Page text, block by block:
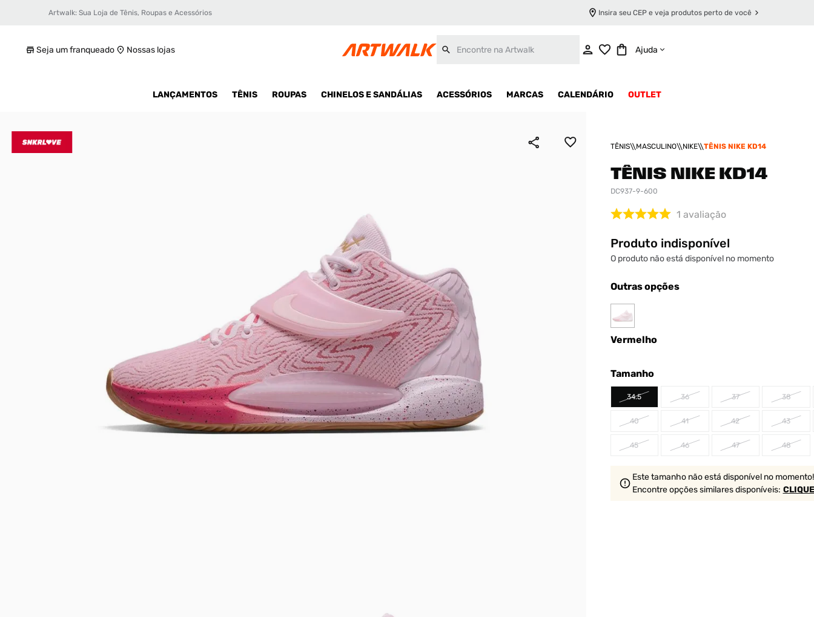
Artwalk: Sua Loja de Tênis, Roupas e Acessórios Insira seu CEP e veja produtos perto de você
Seja um franqueado Nossas lojas Ajuda
LANÇAMENTOS TÊNIS ROUPAS CHINELOS E SANDÁLIAS ACESSÓRIOS MARCAS CALENDÁRIO OUTLET
TÊNIS MASCULINO NIKE TÊNIS NIKE KD14
TÊNIS NIKE KD14
DC937-9-600
1 avaliação
Produto indisponível
O produto não está disponível no momento
Outras opções
Vermelho
Tamanho
34.5 36 37 38
40 41 42 43
45 46 47 48
Este tamanho não está disponível no momento!
Encontre opções similaresdisponíveis:
Tênis Nike KD14